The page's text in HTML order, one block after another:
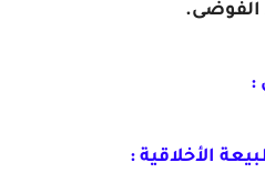
:
الأخلاقية :